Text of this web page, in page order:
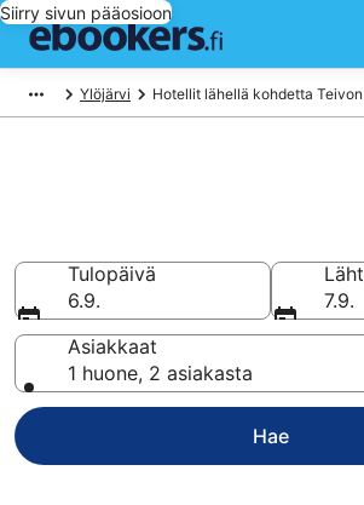
Siirry sivun pääosioon
Ylöjärvi Hotellit lähellä kohdetta
Tulopäivä
6.9.
7.9.
Asiakkaat
1 huone, 2 asiakasta
Hae